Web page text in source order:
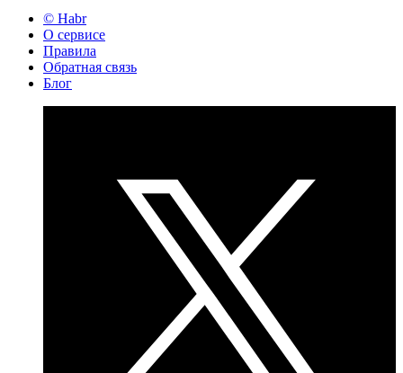
© Habr
О сервисе
Правила
Обратная связь
Блог